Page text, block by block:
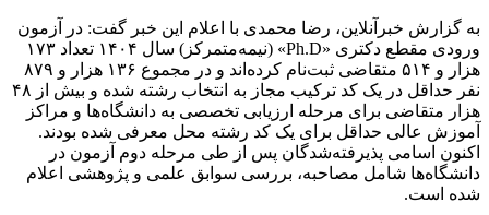
به گزارش خبرآنلاین، رضا محمدی با اعلام این خبر گفت: در آزمون
ورودی مقطع دکتری «Ph.D» (نیمه‌متمرکز) سال ۱۴۰۴ تعداد ۱۷۳
هزار و ۵۱۴ متقاضی ثبت‌نام کرده‌اند و در مجموع ۱۳۶ هزار و ۸۷۹
نفر حداقل در یک کد ترکیب مجاز به انتخاب رشته شده و بیش از ۴۸
هزار متقاضی برای مرحله ارزیابی تخصصی به دانشگاه‌ها و مراکز
آموزش عالی حداقل برای یک کد رشته محل معرفی شده‌ بودند.
اکنون اسامی پذیرفته‌شدگان پس از طی مرحله دوم آزمون در
دانشگاه‌ها شامل مصاحبه، بررسی سوابق علمی و پژوهشی اعلام
شده است.